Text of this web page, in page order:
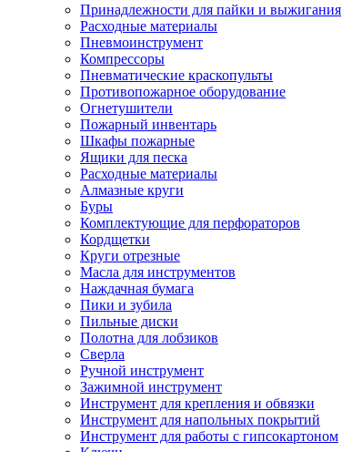
Принадлежности для пайки и выжигания
Расходные материалы
Пневмоинструмент
Компрессоры
Пневматические краскопульты
Противопожарное оборудование
Огнетушители
Пожарный инвентарь
Шкафы пожарные
Ящики для песка
Расходные материалы
Алмазные круги
Буры
Комплектующие для перфораторов
Кордщетки
Круги отрезные
Масла для инструментов
Наждачная бумага
Пики и зубила
Пильные диски
Полотна для лобзиков
Сверла
Ручной инструмент
Зажимной инструмент
Инструмент для крепления и обвязки
Инструмент для напольных покрытий
Инструмент для работы с гипсокартоном